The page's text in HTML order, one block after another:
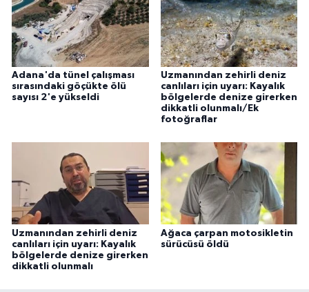
Adana'da tünel çalışması
sırasındaki göçükte ölü
sayısı 2'e yükseldi
Uzmanından zehirli deniz
canlıları için uyarı: Kayalık
bölgelerde denize girerken
dikkatli olunmalı/Ek
fotoğraflar
Uzmanından zehirli deniz
canlıları için uyarı: Kayalık
bölgelerde denize girerken
dikkatli olunmalı
Ağaca çarpan motosikletin
sürücüsü öldü